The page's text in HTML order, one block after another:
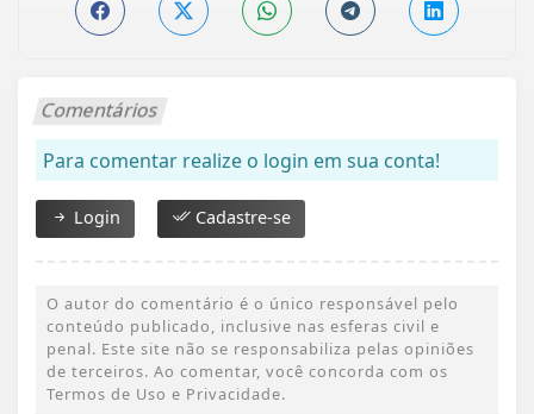
Comentários
Para comentar realize o login em sua conta!
Login Cadastre-se
O autor do comentário é o único responsável pelo
conteúdo publicado, inclusive nas esferas civil e
penal. Este site não se responsabiliza pelas opiniões
de terceiros. Ao comentar, você concorda com os
Termos de Uso e Privacidade.